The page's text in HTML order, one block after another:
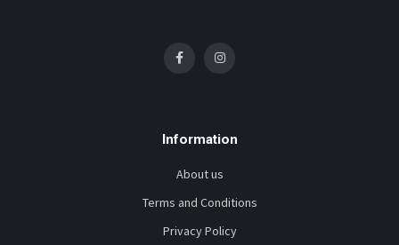
Information
About us
Terms and Conditions
Privacy Policy